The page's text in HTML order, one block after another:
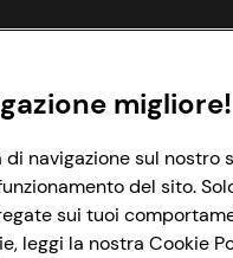
Cookie Policy
Impostazioni Cookie
migliore!
navigazione sul
del sito.
sui tuoi
leggi la nostra Cookie